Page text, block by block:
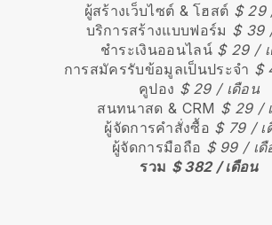
ผู้สร้างเว็บไซต์ & โฮสต์ $ 29
บริการสร้างแบบฟอร์ม $ 39
ชำระเงินออนไลน์ $ 29 /
การสมัครรับข้อมูลเป็นประจำ $
คูปอง $ 29 / เดือน
สนทนาสด & CRM $ 29 /
ผู้จัดการคำสั่งซื้อ $ 79 / เ
ผู้จัดการมือถือ $ 99 / เดื
รวม $ 382 / เดือน